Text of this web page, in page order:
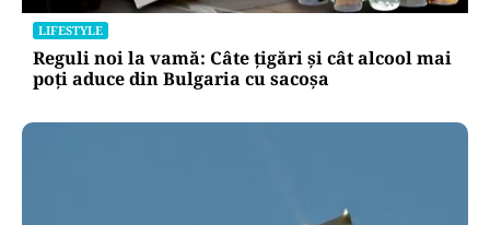
LIFESTYLE
Reguli noi la vamă: Câte țigări și cât alcool mai
poți aduce din Bulgaria cu sacoșa